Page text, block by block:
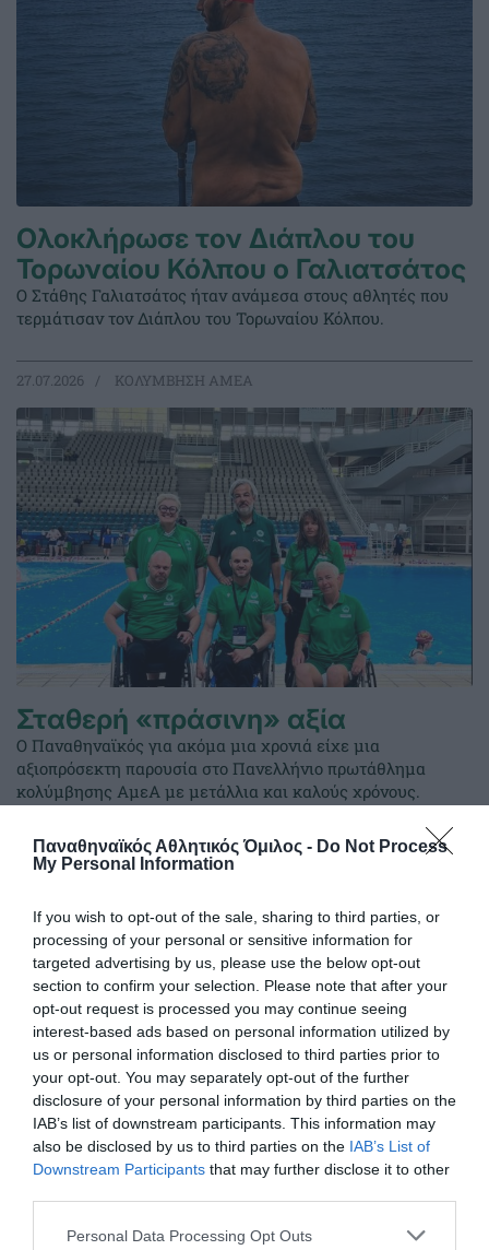
Παναθηναϊκός Αθλητικός Όμιλος - Do Not Process
My Personal Information
If you wish to opt-out of the sale, sharing to third parties, or
processing of your personal or sensitive information for
targeted advertising by us, please use the below opt-out
section to confirm your selection. Please note that after your
opt-out request is processed you may continue seeing
interest-based ads based on personal information utilized by
us or personal information disclosed to third parties prior to
your opt-out. You may separately opt-out of the further
disclosure of your personal information by third parties on the
IAB’s list of downstream participants. This information may
also be disclosed by us to third parties on the IAB’s List of
Downstream Participants that may further disclose it to other
Please note that this website/app uses one or more Google
Personal Data Processing Opt Outs
Ολοκλήρωσε τον Διάπλου του
Τορωναίου Κόλπου ο Γαλιατσάτος
Ο Στάθης Γαλιατσάτος ήταν ανάμεσα στους αθλητές που
τερμάτισαν τον Διάπλου του Τορωναίου Κόλπου.
27.07.2026 ΚΟΛΥΜΒΗΣΗ ΑΜΕΑ
Σταθερή «πράσινη» αξία
Ο Παναθηναϊκός για ακόμα μια χρονιά είχε μια
αξιοπρόσεκτη παρουσία στο Πανελλήνιο πρωτάθλημα
κολύμβησης ΑμεΑ με μετάλλια και καλούς χρόνους.
01.06.2026 ΚΟΛΥΜΒΗΣΗ ΑΜΕΑ
Δυνατός Παναθηναϊκός και φέτος
στη μάχη του Πανελληνίου πρωταθλήματος και είχε